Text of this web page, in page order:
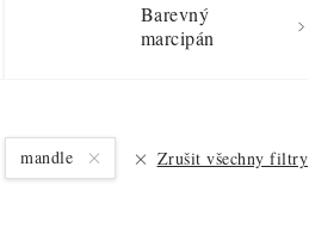
Barevný
marcipán
mandle Zrušit všechny filtry